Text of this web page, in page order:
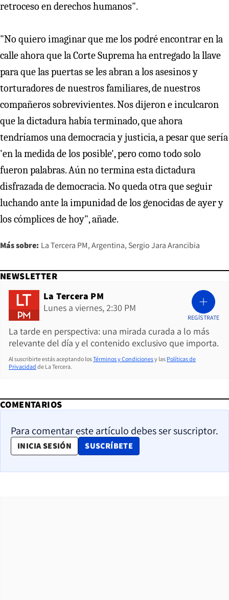
retroceso en derechos humanos".
"No quiero imaginar que me los podré encontrar en la
calle ahora que la Corte Suprema ha entregado la llave
para que las puertas se les abran a los asesinos y
torturadores de nuestros familiares, de nuestros
compañeros sobrevivientes. Nos dijeron e inculcaron
que la dictadura había terminado, que ahora
tendríamos una democracia y justicia, a pesar que sería
'en la medida de los posible', pero como todo solo
fueron palabras. Aún no termina esta dictadura
disfrazada de democracia. No queda otra que seguir
luchando ante la impunidad de los genocidas de ayer y
los cómplices de hoy", añade.
Más sobre: La Tercera PM Argentina Sergio Jara Arancibia
NEWSLETTER
La Tercera PM
Lunes a viernes, 2:30 PM
La tarde en perspectiva: una mirada curada a lo más
relevante del día y el contenido exclusivo que importa.
REGÍSTRATE
Al suscribirte estás aceptando losTérminos y Condicionesy las Políticas de
Privacidad de La Tercera.
COMENTARIOS
Para comentar este artículo debes ser suscriptor.
INICIA SESIÓN SUSCRÍBETE
OPENS IN NEW WINDOW